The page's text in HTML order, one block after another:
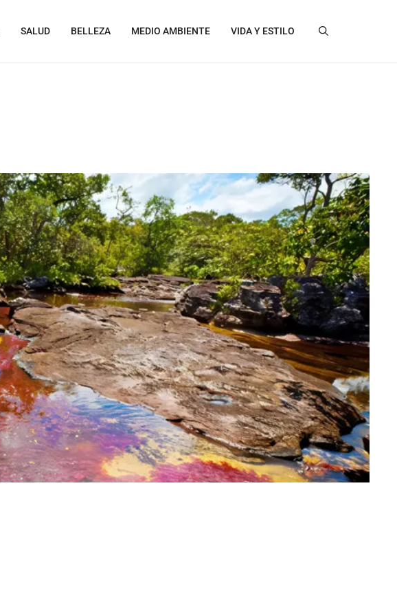
SALUD BELLEZA MEDIO AMBIENTE VIDA Y ESTILO